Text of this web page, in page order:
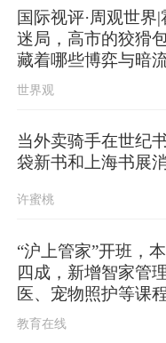
上海发
国际视评·周观世界
迷局，高市的狡猾
藏着哪些博弈与暗
世界观
当外卖骑手在世纪
袋新书和上海书展
许蜜桃
“沪上管家”开班，
四成，新增智家管
医、宠物照护等课
教育在线